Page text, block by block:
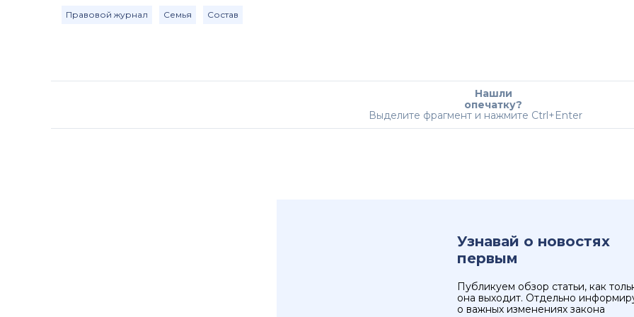
Правовой журнал Семья Состав
Нашли
опечатку?
Выделите фрагмент и нажмите Ctrl+Enter
Узнавай о новостях
первым
Публикуем обзор статьи, как
она выходит. Отдельно
о важных изменениях закона